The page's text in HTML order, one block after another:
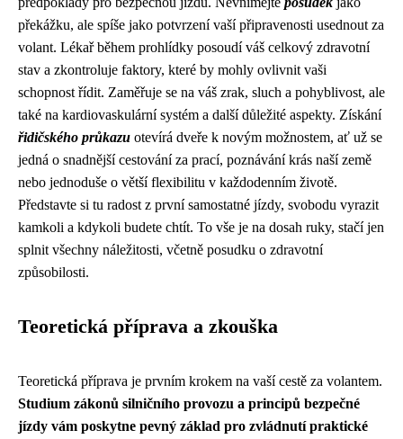
překážku, ale spíše jako potvrzení vaší připravenosti usednout za
volant. Lékař během prohlídky posoudí váš celkový zdravotní
stav a zkontroluje faktory, které by mohly ovlivnit vaši
schopnost řídit. Zaměřuje se na váš zrak, sluch a pohyblivost, ale
také na kardiovaskulární systém a další důležité aspekty. Získání
řidičského průkazu otevírá dveře k novým možnostem, ať už se
jedná o snadnější cestování za prací, poznávání krás naší země
nebo jednoduše o větší flexibilitu v každodenním životě.
Představte si tu radost z první samostatné jízdy, svobodu vyrazit
kamkoli a kdykoli budete chtít. To vše je na dosah ruky, stačí jen
splnit všechny náležitosti, včetně posudku o zdravotní
způsobilosti.
Teoretická příprava a zkouška
Teoretická příprava je prvním krokem na vaší cestě za volantem.
Studium zákonů silničního provozu a principů bezpečné
jízdy vám poskytne pevný základ pro zvládnutí praktické